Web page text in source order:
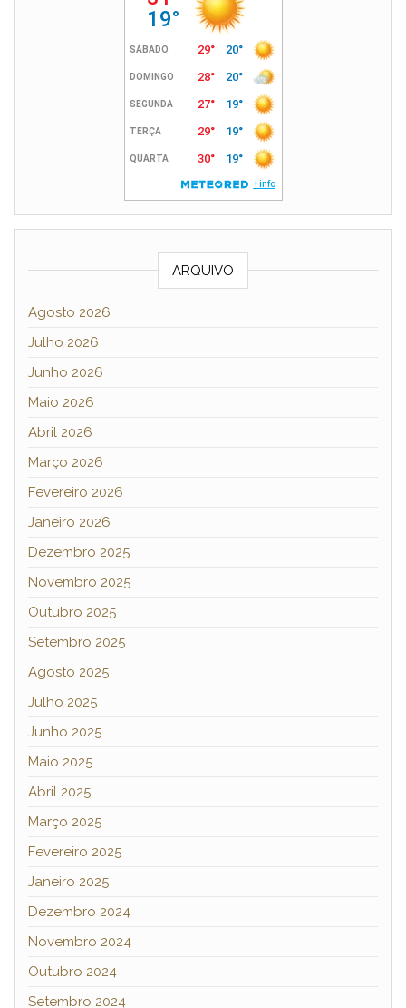
ARQUIVO
Agosto 2026
Julho 2026
Junho 2026
Maio 2026
Abril 2026
Março 2026
Fevereiro 2026
Janeiro 2026
Dezembro 2025
Novembro 2025
Outubro 2025
Setembro 2025
Agosto 2025
Julho 2025
Junho 2025
Maio 2025
Abril 2025
Março 2025
Fevereiro 2025
Janeiro 2025
Dezembro 2024
Novembro 2024
Outubro 2024
Setembro 2024